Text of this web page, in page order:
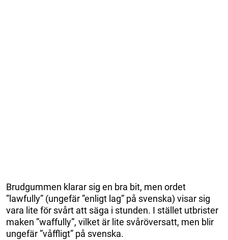
Brudgummen klarar sig en bra bit, men ordet
”lawfully” (ungefär ”enligt lag” på svenska) visar sig
vara lite för svårt att säga i stunden. I stället utbrister
maken ”waffully”, vilket är lite svåröversatt, men blir
ungefär ”våffligt” på svenska.